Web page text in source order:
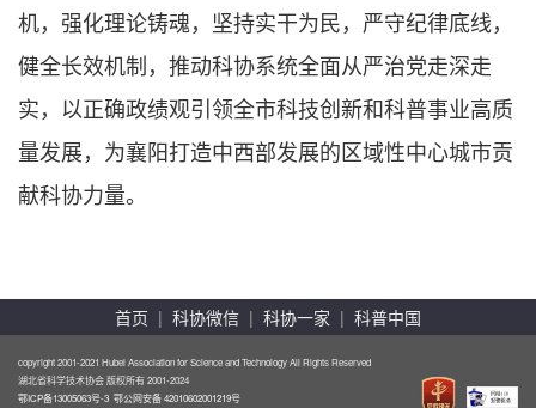
机，强化理论铸魂，坚持实干为民，严守纪律底线，
健全长效机制，推动科协系统全面从严治党走深走
实，以正确政绩观引领全市科技创新和科普事业高质
量发展，为襄阳打造中西部发展的区域性中心城市贡
献科协力量。
首页 | 科协微信 | 科协一家 | 科普中国
copyright 2001-2021 Hubei Association for Science and Technology All Rights Reserved
湖北省科学技术协会 版权所有 2001-2024
鄂ICP备13005063号-3 鄂公网安备 42010602001219号